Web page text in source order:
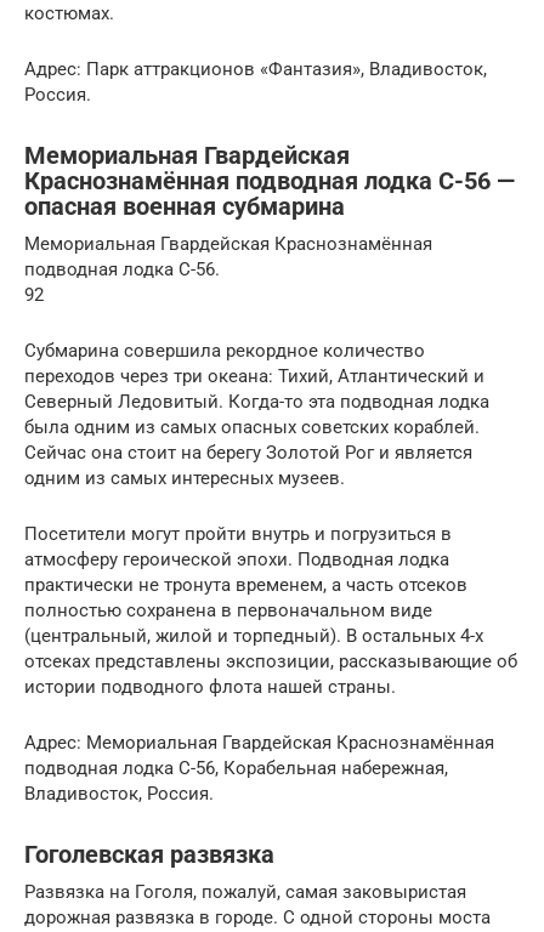
костюмах.
Адрес: Парк аттракционов «Фантазия», Владивосток,
Россия.
Мемориальная Гвардейская
Краснознамённая подводная лодка С-56 —
опасная военная субмарина
Мемориальная Гвардейская Краснознамённая
подводная лодка С-56.
92
Субмарина совершила рекордное количество
переходов через три океана: Тихий, Атлантический и
Северный Ледовитый. Когда-то эта подводная лодка
была одним из самых опасных советских кораблей.
Сейчас она стоит на берегу Золотой Рог и является
одним из самых интересных музеев.
Посетители могут пройти внутрь и погрузиться в
атмосферу героической эпохи. Подводная лодка
практически не тронута временем, а часть отсеков
полностью сохранена в первоначальном виде
(центральный, жилой и торпедный). В остальных 4-х
отсеках представлены экспозиции, рассказывающие об
истории подводного флота нашей страны.
Адрес: Мемориальная Гвардейская Краснознамённая
подводная лодка С-56, Корабельная набережная,
Владивосток, Россия.
Гоголевская развязка
Развязка на Гоголя, пожалуй, самая заковыристая
дорожная развязка в городе. С одной стороны моста